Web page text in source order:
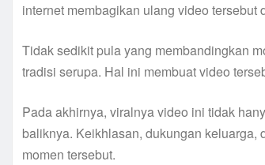
internet membagikan ulang video
Tidak sedikit pula yang membandingkan
tradisi serupa. Hal ini membuat video
Pada akhirnya, viralnya video ini tidak
baliknya. Keikhlasan, dukungan keluarga,
momen tersebut.